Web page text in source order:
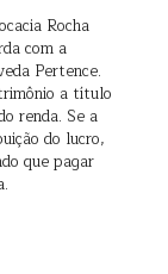
Rocha
com a
Pertence.
a título
renda. Se a
do lucro,
que pagar